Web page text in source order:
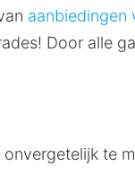
aanbiedingen
Door alle
te